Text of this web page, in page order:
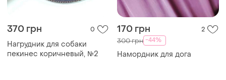
370 грн 0
Нагрудник для собаки
пекинес коричневый, №2
170 грн 2
300 грн -44%
Намордник для дога